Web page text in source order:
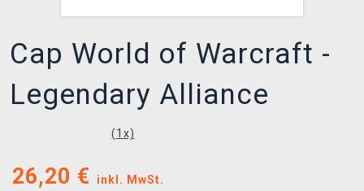
Cap World of Warcraft -
Legendary Alliance
(1 x)
26,20 €
inkl. MwSt.